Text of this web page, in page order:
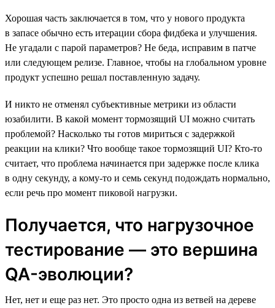
Хорошая часть заключается в том, что у нового продукта
в запасе обычно есть итерации сбора фидбека и улучшения.
Не угадали с парой параметров? Не беда, исправим в патче
или следующем релизе. Главное, чтобы на глобальном уровне
продукт успешно решал поставленную задачу.
И никто не отменял субъективные метрики из области
юзабилити. В какой момент тормозящий UI можно считать
проблемой? Насколько ты готов мириться с задержкой
реакции на клики? Что вообще такое тормозящий UI? Кто-то
считает, что проблема начинается при задержке после клика
в одну секунду, а кому-то и семь секунд подождать нормально,
если речь про момент пиковой нагрузки.
Получается, что нагрузочное
тестирование — это вершина
QA-эволюции?
Нет, нет и еще раз нет. Это просто одна из ветвей на дереве